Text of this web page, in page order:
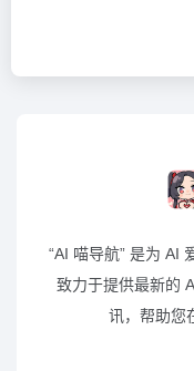
“AI 喵导航” 是为 AI
致力于提供最新的
讯，帮助您